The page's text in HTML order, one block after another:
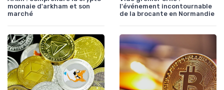
monnaie d'arkham et son
marché
l'événement incontournable
de la brocante en Normandie